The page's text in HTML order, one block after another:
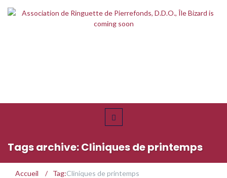
Tags archive: Cliniques de printemps
Accueil / Tag:Cliniques de printemps